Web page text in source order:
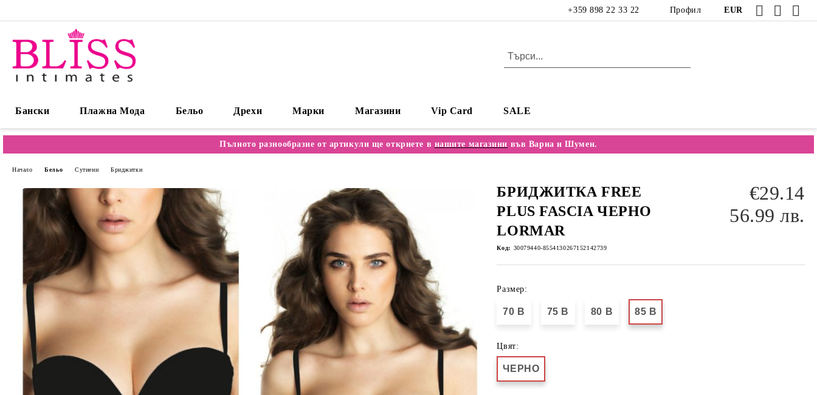
Профил
+359 898 22 33 22 EUR
Бански Плажна Мода Бельо Дрехи Марки Магазини Vip Card SALE
Пълното разнообразие от артикули ще откриете в нашите магазини във Варна и Шумен.
Начало Бельо Сутиени Бриджитки
БРИДЖИТКА FREE
PLUS FASCIA ЧЕРНО
LORMAR
€29.14
56.99 лв.
Код: 30079440-8554130267152142739
Размер:
70 B 75 B 80 B 85 B
Цвят:
ЧЕРНО